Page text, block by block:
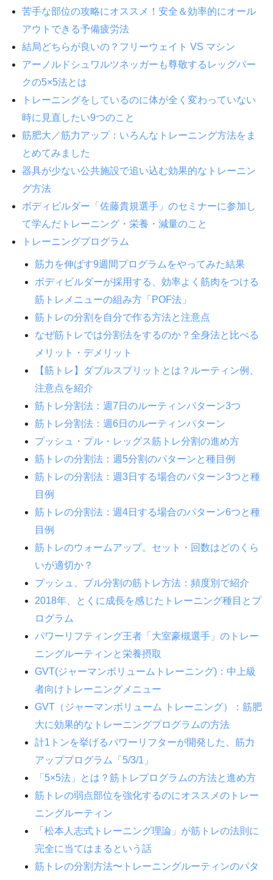
苦手な部位の攻略にオススメ！安全＆効率的にオール
アウトできる予備疲労法
結局どちらが良いの？フリーウェイト VS マシン
アーノルドシュワルツネッガーも尊敬するレッグパー
クの5×5法とは
トレーニングをしているのに体が全く変わっていない
時に見直したい9つのこと
筋肥大／筋力アップ：いろんなトレーニング方法をま
とめてみました
器具が少ない公共施設で追い込む効果的なトレーニン
グ方法
ボディビルダー「佐藤貴規選手」のセミナーに参加し
て学んだトレーニング・栄養・減量のこと
トレーニングプログラム
筋力を伸ばす9週間プログラムをやってみた結果
ボディビルダーが採用する、効率よく筋肉をつける
筋トレメニューの組み方「POF法」
筋トレの分割を自分で作る方法と注意点
なぜ筋トレでは分割法をするのか？全身法と比べる
メリット・デメリット
【筋トレ】ダブルスプリットとは？ルーティン例、
注意点を紹介
筋トレ分割法：週7日のルーティンパターン3つ
筋トレ分割法：週6日のルーティンパターン
プッシュ・プル・レッグス筋トレ分割の進め方
筋トレの分割法：週5分割のパターンと種目例
筋トレの分割法：週3日する場合のパターン3つと種
目例
筋トレの分割法：週4日する場合のパターン6つと種
目例
筋トレのウォームアップ。セット・回数はどのくら
いが適切か？
プッシュ、プル分割の筋トレ方法：頻度別で紹介
2018年、とくに成長を感じたトレーニング種目とプ
ログラム
パワーリフティング王者「大室豪槻選手」のトレー
ニングルーティンと栄養摂取
GVT(ジャーマンボリュームトレーニング)：中上級
者向けトレーニングメニュー
GVT（ジャーマンボリューム トレーニング）：筋肥
大に効果的なトレーニングプログラムの方法
計1トンを挙げるパワーリフターが開発した、筋力
アッププログラム「5/3/1」
「5×5法」とは？筋トレプログラムの方法と進め方
筋トレの弱点部位を強化するのにオススメのトレー
ニングルーティン
「松本人志式トレーニング理論」が筋トレの法則に
完全に当てはまるという話
筋トレの分割方法〜トレーニングルーティンのパタ